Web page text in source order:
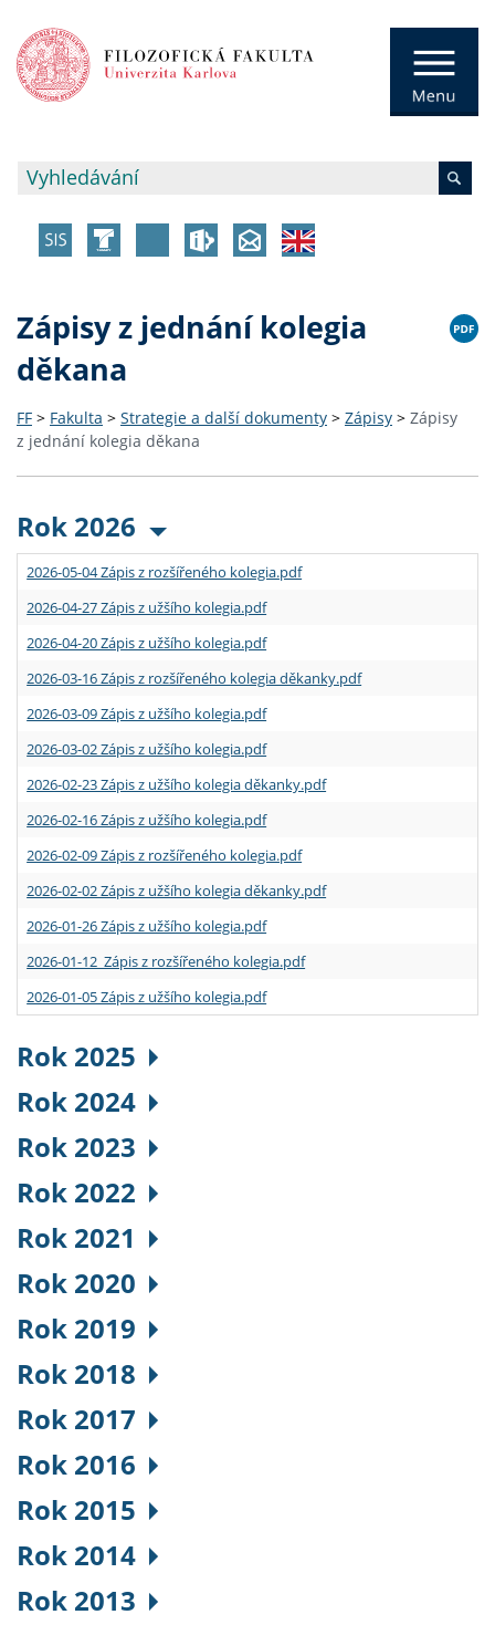
Zápisy z jednání kolegia
děkana
FF > Fakulta > Strategie a další dokumenty > Zápisy > Zápisy
z jednání kolegia děkana
Rok 2026
2026-05-04 Zápis z rozšířeného kolegia.pdf
2026-04-27 Zápis z užšího kolegia.pdf
2026-04-20 Zápis z užšího kolegia.pdf
2026-03-16 Zápis z rozšířeného kolegia děkanky.pdf
2026-03-09 Zápis z užšího kolegia.pdf
2026-03-02 Zápis z užšího kolegia.pdf
2026-02-23 Zápis z užšího kolegia děkanky.pdf
2026-02-16 Zápis z užšího kolegia.pdf
2026-02-09 Zápis z rozšířeného kolegia.pdf
2026-02-02 Zápis z užšího kolegia děkanky.pdf
2026-01-26 Zápis z užšího kolegia.pdf
2026-01-12 Zápis z rozšířeného kolegia.pdf
2026-01-05 Zápis z užšího kolegia.pdf
Rok 2025
Rok 2024
Rok 2023
Rok 2022
Rok 2021
Rok 2020
Rok 2019
Rok 2018
Rok 2017
Rok 2016
Rok 2015
Rok 2014
Rok 2013